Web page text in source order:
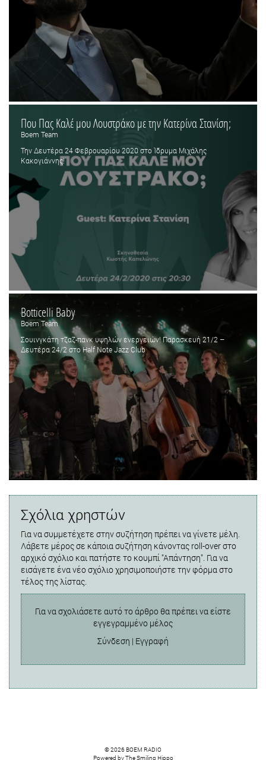
Που Πας Καλέ μου Λουστράκο με την Κατερίνα Στανίση;
Boem Team
Την Δευτέρα 24 Φεβρουαρίου 2020 στο Ίδρυμα Μιχάλης
Κακογιάννης!
Botticelli Baby
Boem Team
Σουινγκάτη τζαζ-πανκ υψηλών ενεργειών! Παρασκευή 21/2 –
Δευτέρα 24/2 στο Half Note Jazz Club
Σχόλια χρηστών
Για να συμμετέχετε στην συζήτηση πρέπει να γίνετε μέλη.
Λάβετε μέρος σε κάποια συζήτηση κάνοντας roll-over στο
αρχικό σχόλιο και πατήστε το κουμπί "Απάντηση". Για να
εισάγετε ένα νέο σχόλιο χρησιμοποιήστε την φόρμα στο
τέλος της λίστας.
Για να σχολιάσετε αυτό το άρθρο θα πρέπει να είστε
εγγεγραμμένο μέλος
Σύνδεση | Εγγραφή
© 2026 BOEM RADIO
Powered byThe Smiling Hippo